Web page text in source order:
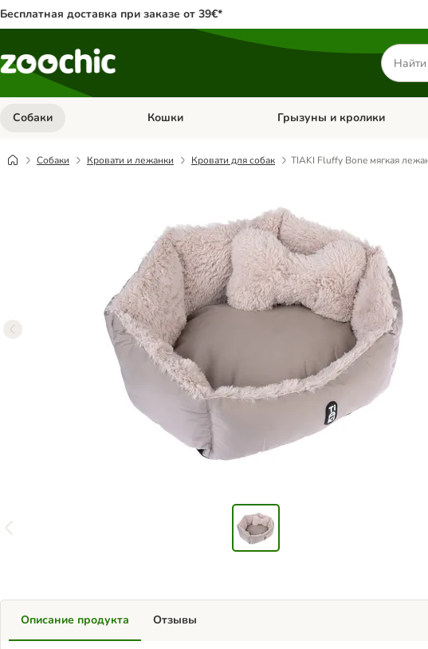
Бесплатная доставка при заказе от 39€*
Поиск
товаров
Собаки Откройте меню категории: Собаки
Кошки Откройте меню категории:
Грызуны и кролики
Собаки Кровати и лежанки Кровати для собак TIAKI Fluffy Bone мягкая
Описание продукта Отзывы